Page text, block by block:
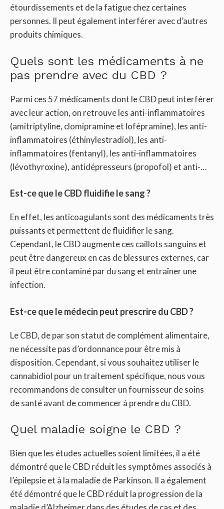
étourdissements et de la fatigue chez certaines
personnes. Il peut également interférer avec d’autres
produits chimiques.
Quels sont les médicaments à ne
pas prendre avec du CBD ?
Parmi ces 57 médicaments dont le CBD peut interférer
avec leur action, on retrouve les anti-inflammatoires
(amitriptyline, clomipramine et lofépramine), les anti-
inflammatoires (éthinylestradiol), les anti-
inflammatoires (fentanyl), les anti-inflammatoires
(lévothyroxine), antidépresseurs (propofol) et anti-…
Est-ce que le CBD fluidifie le sang ?
En effet, les anticoagulants sont des médicaments très
puissants et permettent de fluidifier le sang.
Cependant, le CBD augmente ces caillots sanguins et
peut être dangereux en cas de blessures externes, car
il peut être contaminé par du sang et entraîner une
infection.
Est-ce que le médecin peut prescrire du CBD ?
Le CBD, de par son statut de complément alimentaire,
ne nécessite pas d’ordonnance pour être mis à
disposition. Cependant, si vous souhaitez utiliser le
cannabidiol pour un traitement spécifique, nous vous
recommandons de consulter un fournisseur de soins
de santé avant de commencer à prendre du CBD.
Quel maladie soigne le CBD ?
Bien que les études actuelles soient limitées, il a été
démontré que le CBD réduit les symptômes associés à
l’épilepsie et à la maladie de Parkinson. Il a également
été démontré que le CBD réduit la progression de la